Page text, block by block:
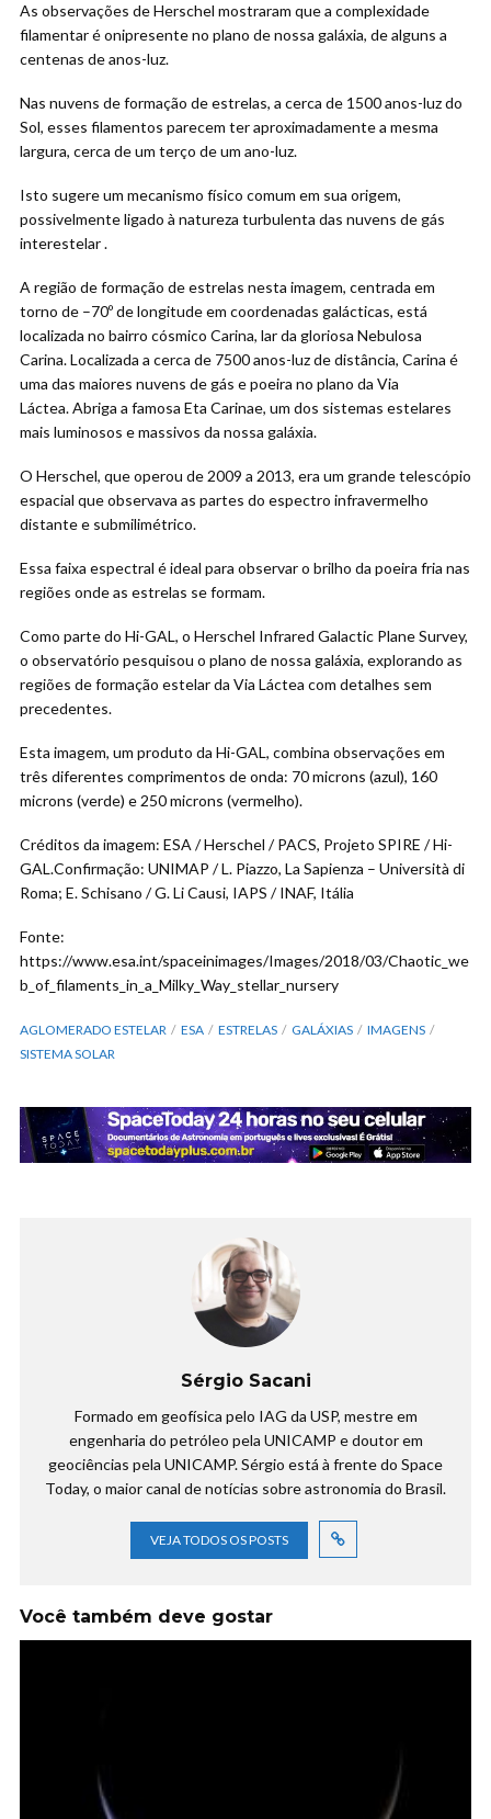
As observações de Herschel mostraram que a complexidade
filamentar é onipresente no plano de nossa galáxia, de alguns a
centenas de anos-luz.
Nas nuvens de formação de estrelas, a cerca de 1500 anos-luz do
Sol, esses filamentos parecem ter aproximadamente a mesma
largura, cerca de um terço de um ano-luz.
Isto sugere um mecanismo físico comum em sua origem,
possivelmente ligado à natureza turbulenta das nuvens de gás
interestelar .
A região de formação de estrelas nesta imagem, centrada em
torno de –70º de longitude em coordenadas galácticas, está
localizada no bairro cósmico Carina, lar da gloriosa Nebulosa
Carina. Localizada a cerca de 7500 anos-luz de distância, Carina é
uma das maiores nuvens de gás e poeira no plano da Via
Láctea. Abriga a famosa Eta Carinae, um dos sistemas estelares
mais luminosos e massivos da nossa galáxia.
O Herschel, que operou de 2009 a 2013, era um grande telescópio
espacial que observava as partes do espectro infravermelho
distante e submilimétrico.
Essa faixa espectral é ideal para observar o brilho da poeira fria nas
regiões onde as estrelas se formam.
Como parte do Hi-GAL, o Herschel Infrared Galactic Plane Survey,
o observatório pesquisou o plano de nossa galáxia, explorando as
regiões de formação estelar da Via Láctea com detalhes sem
precedentes.
Esta imagem, um produto da Hi-GAL, combina observações em
três diferentes comprimentos de onda: 70 microns (azul), 160
microns (verde) e 250 microns (vermelho).
Créditos da imagem: ESA / Herschel / PACS, Projeto SPIRE / Hi-
GAL.Confirmação: UNIMAP / L. Piazzo, La Sapienza – Università di
Roma; E. Schisano / G. Li Causi, IAPS / INAF, Itália
Fonte:
https://www.esa.int/spaceinimages/Images/2018/03/Chaotic_we
b_of_filaments_in_a_Milky_Way_stellar_nursery
AGLOMERADO ESTELAR ESA ESTRELAS GALÁXIAS
IMAGENS
SISTEMA SOLAR
Sérgio Sacani
Formado em geofísica pelo IAG da USP, mestre em
engenharia do petróleo pela UNICAMP e doutor em
geociências pela UNICAMP. Sérgio está à frente do Space
Today, o maior canal de notícias sobre astronomia do Brasil.
VEJA TODOS OS POSTS
Você também deve gostar